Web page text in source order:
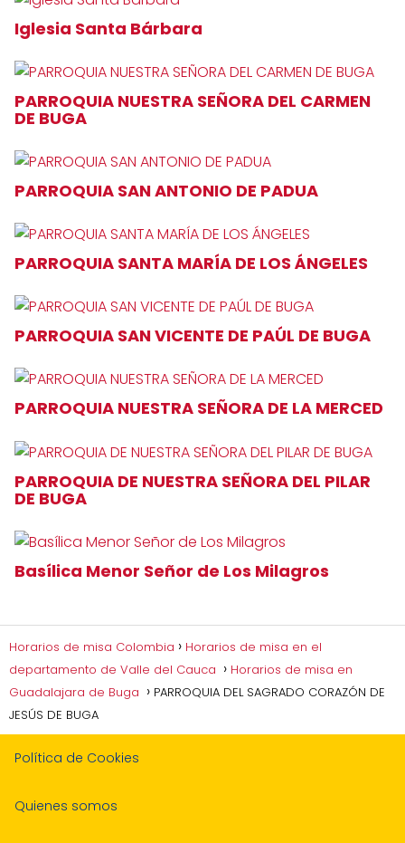
Iglesia Santa Bárbara
PARROQUIA NUESTRA SEÑORA DEL CARMEN
DE BUGA
PARROQUIA SAN ANTONIO DE PADUA
PARROQUIA SANTA MARÍA DE LOS ÁNGELES
PARROQUIA SAN VICENTE DE PAÚL DE BUGA
PARROQUIA NUESTRA SEÑORA DE LA MERCED
PARROQUIA DE NUESTRA SEÑORA DEL PILAR
DE BUGA
Basílica Menor Señor de Los Milagros
Horarios de misa Colombia
Horarios de misa en el
departamento de Valle del Cauca
Horarios de misa en
Guadalajara de Buga
PARROQUIA DEL SAGRADO CORAZÓN DE
JESÚS DE BUGA
Política de Cookies
Quienes somos